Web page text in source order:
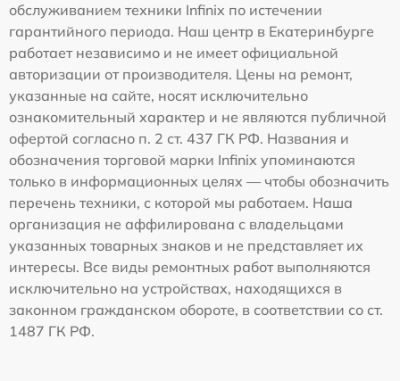
обслуживанием техники Infinix по истечении
гарантийного периода. Наш центр в Екатеринбурге
работает независимо и не имеет официальной
авторизации от производителя. Цены на ремонт,
указанные на сайте, носят исключительно
ознакомительный характер и не являются публичной
офертой согласно п. 2 ст. 437 ГК РФ. Названия и
обозначения торговой марки Infinix упоминаются
только в информационных целях — чтобы обозначить
перечень техники, с которой мы работаем. Наша
организация не аффилирована с владельцами
указанных товарных знаков и не представляет их
интересы. Все виды ремонтных работ выполняются
исключительно на устройствах, находящихся в
законном гражданском обороте, в соответствии со ст.
1487 ГК РФ.